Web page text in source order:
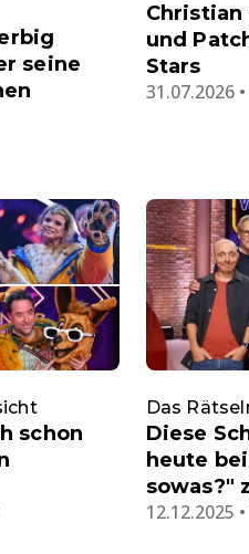
seine
und
Stars
31.07.2026
schon
Das
Diese
heute
sowas?"
12.12.2025